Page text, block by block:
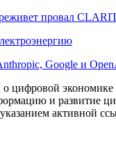
провал
Google и
экономике
и развитие
активной